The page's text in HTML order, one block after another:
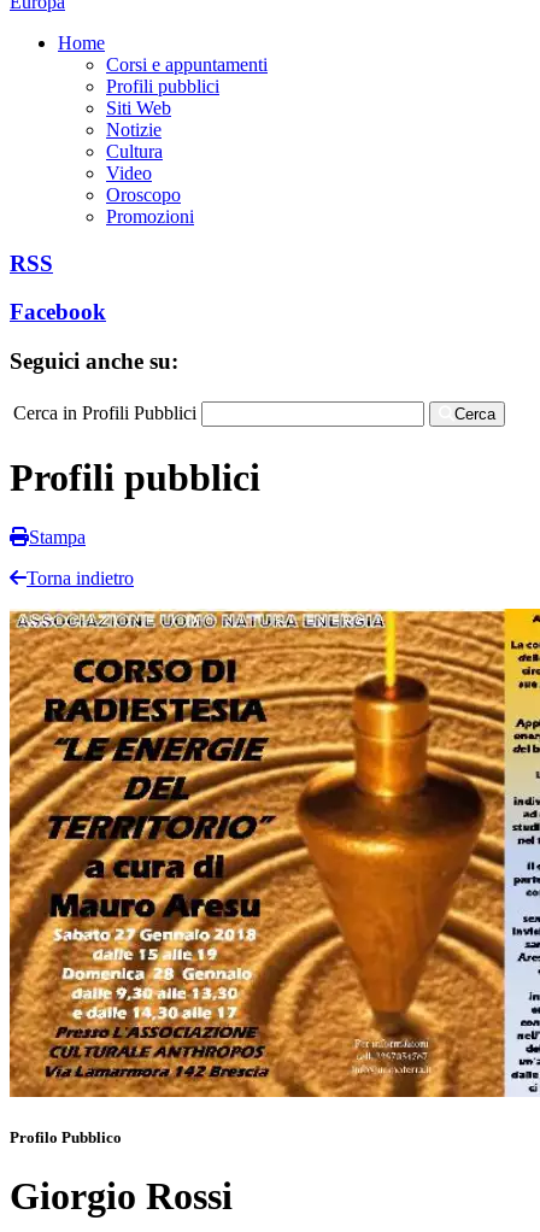
Home
Corsi e appuntamenti
Profili pubblici
Siti Web
Notizie
Cultura
Video
Oroscopo
Promozioni
RSS
Facebook
Seguici anche su:
Cerca in Profili Pubblici Cerca
Profili pubblici
Stampa
Torna indietro
Profilo Pubblico
Giorgio Rossi